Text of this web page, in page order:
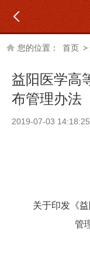
您的位置： 首页 >
益阳医学高
布管理办法
2019-07-03 14:18:25
关于印发《
管